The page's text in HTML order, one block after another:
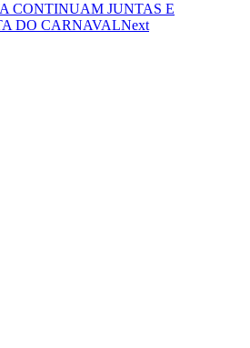
CONTINUAM JUNTAS E
DO CARNAVALNext